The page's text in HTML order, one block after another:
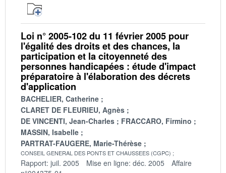
Loi n° 2005-102 du 11 février 2005 pour
l'égalité des droits et des chances, la
participation et la citoyenneté des
personnes handicapées : étude d'impact
préparatoire à l'élaboration des décrets
d'application
BACHELIER, Catherine
CLARET DE FLEURIEU, Agnès
DE VINCENTI, Jean-Charles
FRACCARO, Firmino
MASSIN, Isabelle
PARTRAT-FAUGERE, Marie-Thérèse
CONSEIL GENERAL DES PONTS ET CHAUSSEES (CGPC)
Rapport: juil. 2005 Mise en ligne: déc. 2005
Affaire